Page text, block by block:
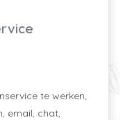
te werken,
email, chat,